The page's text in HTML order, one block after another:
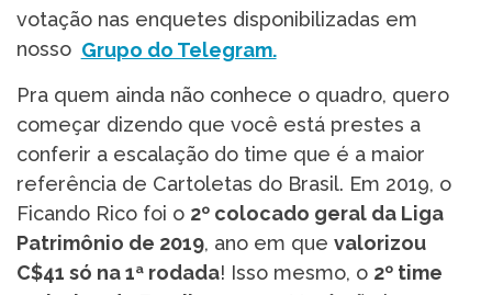
votação nas enquetes disponibilizadas em
nosso Grupo do Telegram.
Pra quem ainda não conhece o quadro, quero
começar dizendo que você está prestes a
conferir a escalação do time que é a maior
referência de Cartoletas do Brasil. Em 2019, o
Ficando Rico foi o 2º colocado geral da Liga
Patrimônio de 2019, ano em que valorizou
C$41 só na 1ª rodada! Isso mesmo, o 2º time